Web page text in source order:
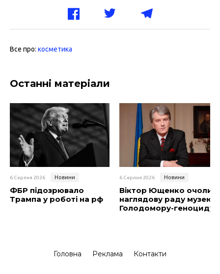
Все про: косметика
Останні матеріали
6 Серпня 2026 Новини
ФБР підозрювало
Трампа у роботі на рф
6 Серпня 2026 Новини
Віктор Ющенко очолив
наглядову раду музею
Голодомору-геноциду
Головна Реклама Контакти